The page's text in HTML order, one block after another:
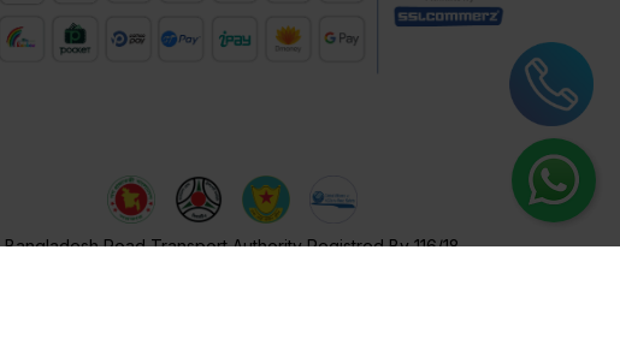
Bangladesh Road Transport Authority Registred By 116/18